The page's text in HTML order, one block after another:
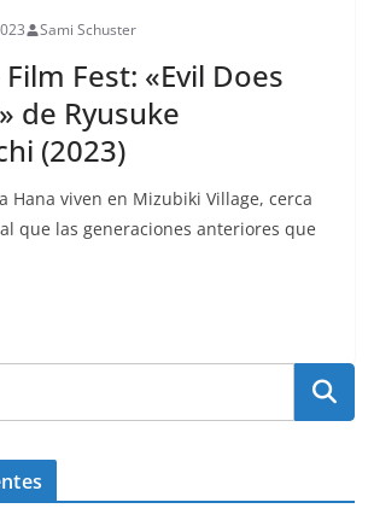
Sami Schuster
Fest: «Evil Does
de Ryusuke
(2023)
Hana viven en Mizubiki Village, cerca
que las generaciones anteriores que